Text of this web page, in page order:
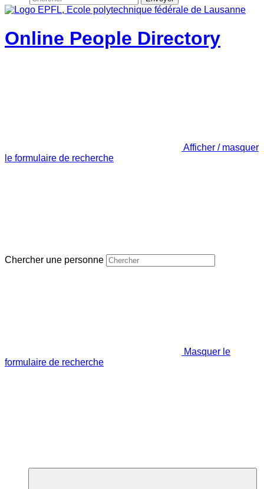
Online People Directory
Afficher / masquer
le formulaire de recherche
Chercher une personne
Masquer le
formulaire de recherche